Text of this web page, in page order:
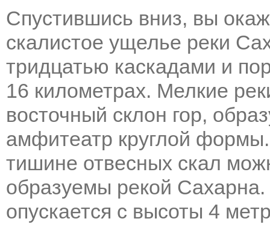
Спустившись вниз, вы
скалистое ущелье реки
тридцатью каскадами и
16 километрах. Мелкие
восточный склон гор,
амфитеатр круглой
тишине отвесных скал
образуемы рекой
опускается с высоты 4